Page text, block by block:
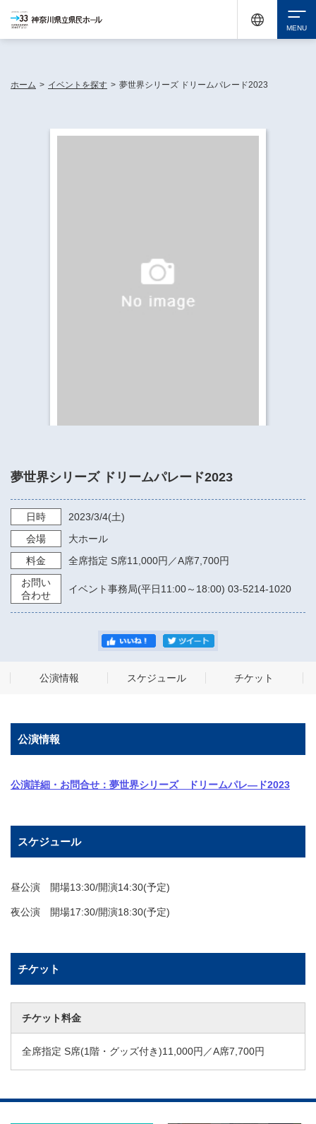
ホーム > イベントを探す > 夢世界シリーズ ドリームパレード2023
夢世界シリーズ ドリームパレード2023
日時 2023/3/4(土)
会場
大ホール
料金
全席指定 S席11,000円／A席7,700円
お問い
合わせ
イベント事務局(平日11:00～18:00) 03-5214-1020
公演情報 スケジュール チケット
公演情報
公演詳細・お問合せ：夢世界シリーズ ドリームパレ―ド2023
スケジュール
昼公演 開場13:30/開演14:30(予定)
夜公演 開場17:30/開演18:30(予定)
チケット
チケット料金
全席指定 S席(1階・グッズ付き)11,000円／A席7,700円